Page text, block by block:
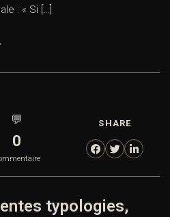
: « Si […]
💬
0
SHARE
typologies,